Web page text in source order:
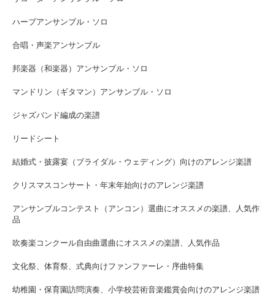
ハープアンサンブル・ソロ
合唱・声楽アンサンブル
邦楽器（和楽器）アンサンブル・ソロ
マンドリン（ギタマン）アンサンブル・ソロ
ジャズバンド編成の楽譜
リードシート
結婚式・披露宴（ブライダル・ウェディング）向けのアレンジ楽譜
クリスマスコンサート・年末年始向けのアレンジ楽譜
アンサンブルコンテスト（アンコン）選曲にオススメの楽譜、人気作
品
吹奏楽コンクール自由曲選曲にオススメの楽譜、人気作品
文化祭、体育祭、式典向けファンファーレ・序曲特集
幼稚園・保育園訪問演奏、小学校芸術音楽鑑賞会向けのアレンジ楽譜